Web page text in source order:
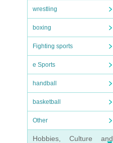
wrestling
boxing
Fighting sports
e Sports
handball
basketball
Other
Hobbies, Culture and